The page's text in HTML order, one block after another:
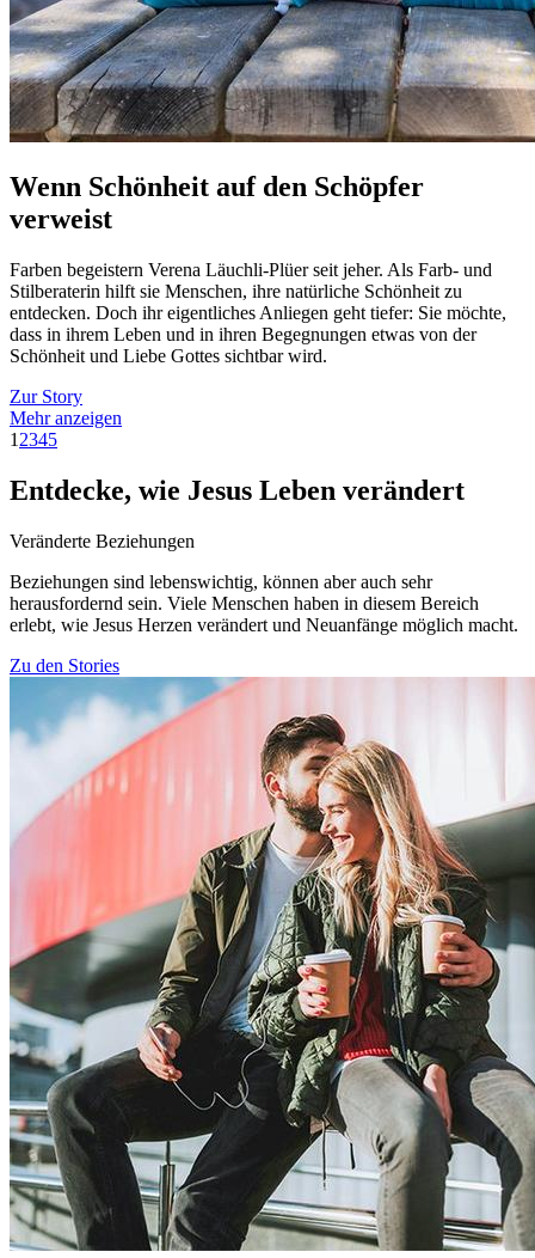
Wenn Schönheit auf den Schöpfer
verweist
Farben begeistern Verena Läuchli-Plüer seit jeher. Als Farb- und
Stilberaterin hilft sie Menschen, ihre natürliche Schönheit zu
entdecken. Doch ihr eigentliches Anliegen geht tiefer: Sie möchte,
dass in ihrem Leben und in ihren Begegnungen etwas von der
Schönheit und Liebe Gottes sichtbar wird.
Zur Story
Mehr anzeigen
1 2345
Entdecke, wie Jesus Leben verändert
Veränderte Beziehungen
Beziehungen sind lebenswichtig, können aber auch sehr
herausfordernd sein. Viele Menschen haben in diesem Bereich
erlebt, wie Jesus Herzen verändert und Neuanfänge möglich macht.
Zu den Stories